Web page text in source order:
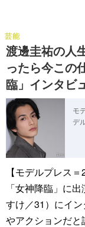
渡邊圭祐の人
ったら今この
臨」インタビ
芸能
モ
デ
【モデルプレス
「女神降臨」に
すけ／31）にイ
やアクションだ